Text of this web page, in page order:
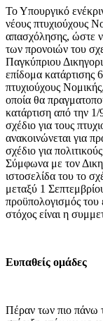
Το Υπουργικό
νέους πτυχιούχους
απασχόλησης, ώστε
των προνοιών του
Παγκύπριου
επίδομα κατάρτισης
πτυχιούχους
οποία θα
κατάρτιση από την
σχέδιο για τους
ανακοινώνεται για
σχέδιο για
Σύμφωνα με τον
ιστοσελίδα του το
μεταξύ 1
προϋπολογισμός του
στόχος είναι η
Ευπαθείς ομάδες
Πέραν των πιο πάνω